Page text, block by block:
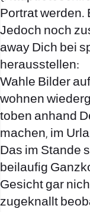
Portrat werden.
Jedoch noch
away Dich bei
herausstellen:
Wahle Bilder
wohnen
toben anhand
machen, im
Das im Stande
beilaufig
Gesicht gar
zugeknallt